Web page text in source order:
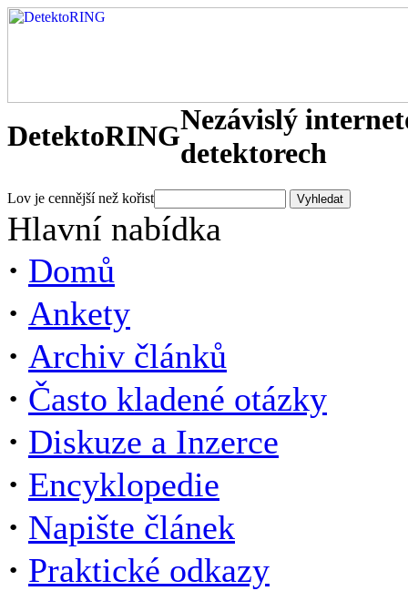
DetektoRINGNezávislý
detektorech
Lov je cennější než kořist
Hlavní nabídka
· Domů
· Ankety
· Archiv článků
· Často kladené otázky
· Diskuze a Inzerce
· Encyklopedie
· Napište článek
· Praktické odkazy